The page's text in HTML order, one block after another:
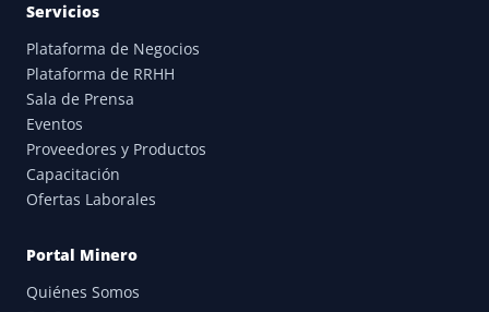
Servicios
Plataforma de Negocios
Plataforma de RRHH
Sala de Prensa
Eventos
Proveedores y Productos
Capacitación
Ofertas Laborales
Portal Minero
Quiénes Somos